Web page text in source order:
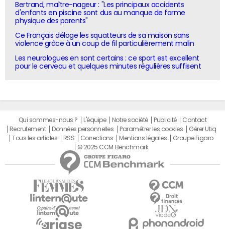
Bertrand, maître-nageur : "Les principaux accidents
d'enfants en piscine sont dus au manque de forme
physique des parents"
Ce Français déloge les squatteurs de sa maison sans
violence grâce à un coup de fil particulièrement malin
Les neurologues en sont certains : ce sport est excellent
pour le cerveau et quelques minutes régulières suffisent
Qui sommes-nous ? L'équipe Notre société Publicité
Contact
Recrutement
Données personnelles Paramétrer les cookies
Gérer Utiq
Tous les articles
RSS Corrections Mentions légales
Groupe Figaro
© 2025 CCM Benchmark